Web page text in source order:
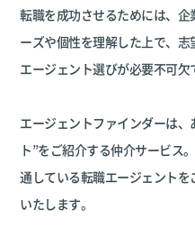
転職を成功させるためには、
ーズや個性を理解した上で、
エージェント選びが必要不可欠
エージェントファインダーは
ト”をご紹介する仲介サービス
通している転職エージェント
いたします。